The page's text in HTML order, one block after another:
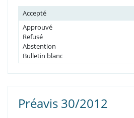
Accepté
Approuvé
Refusé
Abstention
Bulletin blanc
Préavis 30/2012